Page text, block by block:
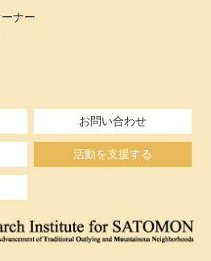
ナー
お問い合わせ
活動を支援する